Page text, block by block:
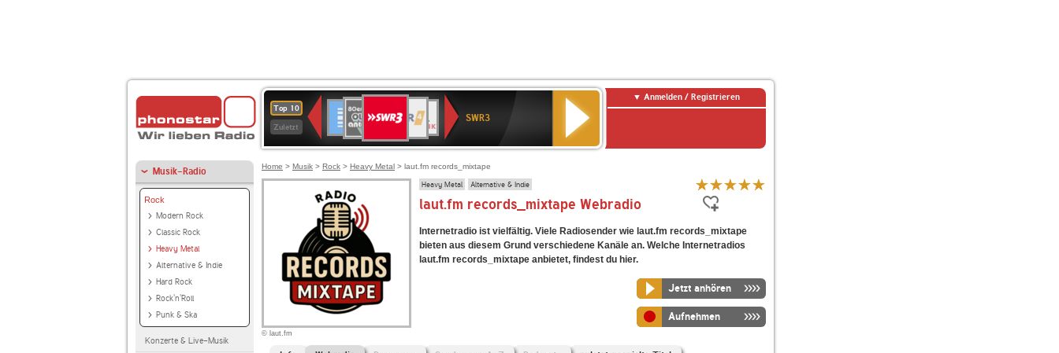
Top 10
Zuletzt
Deutschlandfunk
80er
90er
OLDIE
ANTENNE
4
KLASSIK
SWR
Kultur
NDR
2
SWR3
Anmelden / Registrieren
Musik-Radio
Rock
Modern Rock
Classic Rock
Heavy Metal
Alternative & Indie
Hard Rock
Rock'n'Roll
Punk & Ska
Konzerte & Live-Musik
Home > Musik > Rock > Heavy Metal > laut.fm records_mixtape
© laut.fm
Heavy Metal Alternative & Indie
laut.fm records_mixtape Webradio
Internetradio ist vielfältig. Viele Radiosender wie laut.fm records_mixtape
bieten aus diesem Grund verschiedene Kanäle an. Welche Internetradios
laut.fm records_mixtape anbietet, findest du hier.
Jetzt anhören
Aufnehmen